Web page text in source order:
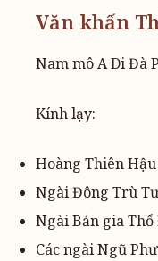
Văn khấn
Nam mô A Di Đà
Kính lạy:
Hoàng Thiên
Ngài Đông Trù
Ngài Bản gia
Các ngài Ngũ